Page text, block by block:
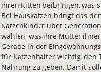
ihren Kitten beibringen, was
Bei Hauskatzen bringt das
Katzenkinder über
wählen, was ihre Mütter
Gerade in der
für Katzenhalter wichtig, den
Nahrung zu geben. Damit